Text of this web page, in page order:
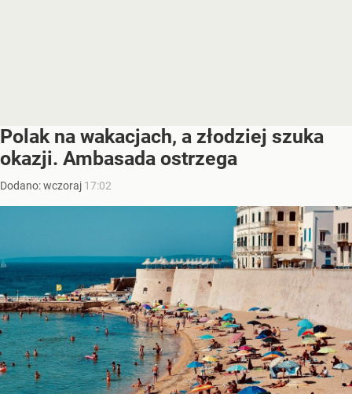
Polak na wakacjach, a złodziej szuka
okazji. Ambasada ostrzega
Dodano:wczoraj 17:02